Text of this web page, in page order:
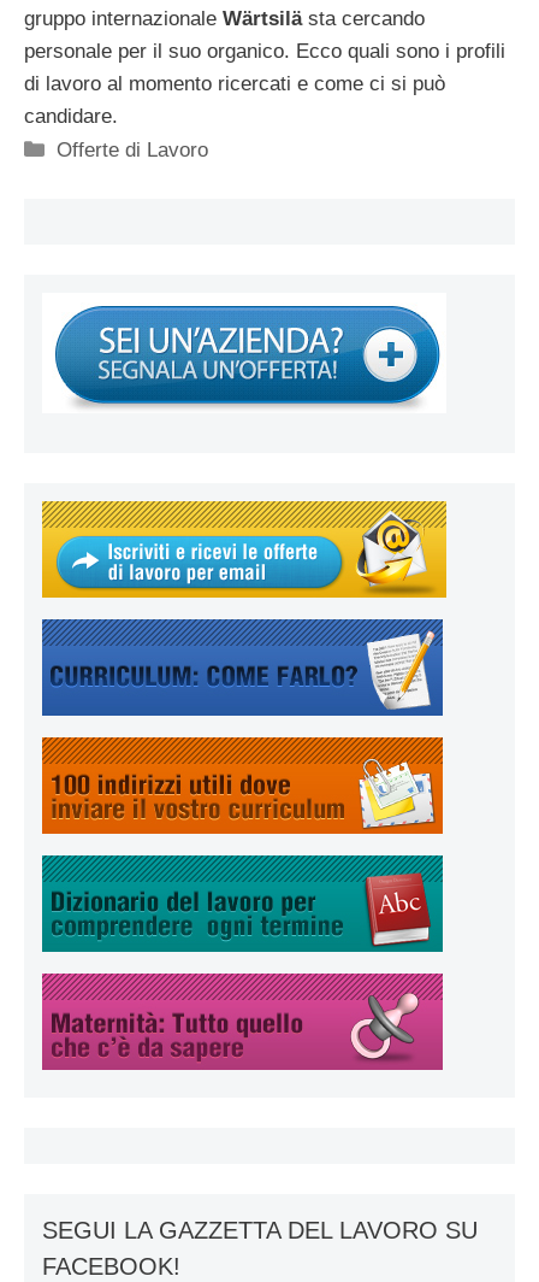
gruppo internazionale Wärtsilästa cercando
personale per il suo organico. Ecco quali sono i profili
di lavoro al momento ricercati e come ci si può
candidare.
Categorie
Offerte di Lavoro
SEGUI LA GAZZETTA DEL LAVORO SU
FACEBOOK!